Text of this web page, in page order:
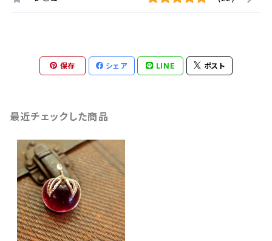
保存 シェア LINE ポスト
最近チェックした商品